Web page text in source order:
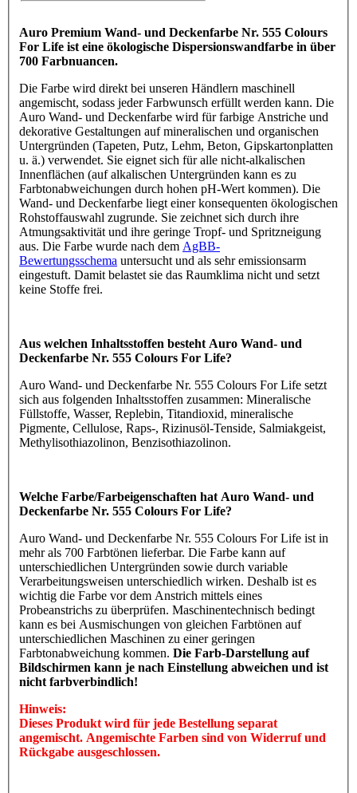
Auro Premium Wand- und Deckenfarbe Nr. 555 Colours
For Life ist eine ökologische Dispersionswandfarbe in über
700 Farbnuancen.
Die Farbe wird direkt bei unseren Händlern maschinell
angemischt, sodass jeder Farbwunsch erfüllt werden kann. Die
Auro Wand- und Deckenfarbe wird für farbige Anstriche und
dekorative Gestaltungen auf mineralischen und organischen
Untergründen (Tapeten, Putz, Lehm, Beton, Gipskartonplatten
u. ä.) verwendet. Sie eignet sich für alle nicht-alkalischen
Innenflächen (auf alkalischen Untergründen kann es zu
Farbtonabweichungen durch hohen pH-Wert kommen). Die
Wand- und Deckenfarbe liegt einer konsequenten ökologischen
Rohstoffauswahl zugrunde. Sie zeichnet sich durch ihre
Atmungsaktivität und ihre geringe Tropf- und Spritzneigung
aus. Die Farbe wurde nach dem AgBB-
Bewertungsschema untersucht und als sehr emissionsarm
eingestuft. Damit belastet sie das Raumklima nicht und setzt
keine Stoffe frei.
Aus welchen Inhaltsstoffen besteht Auro Wand- und
Deckenfarbe Nr. 555 Colours For Life?
Auro Wand- und Deckenfarbe Nr. 555 Colours For Life setzt
sich aus folgenden Inhaltsstoffen zusammen: Mineralische
Füllstoffe, Wasser, Replebin, Titandioxid, mineralische
Pigmente, Cellulose, Raps-, Rizinusöl-Tenside, Salmiakgeist,
Methylisothiazolinon, Benzisothiazolinon.
Welche Farbe/Farbeigenschaften hat Auro Wand- und
Deckenfarbe Nr. 555 Colours For Life?
Auro Wand- und Deckenfarbe Nr. 555 Colours For Life ist in
mehr als 700 Farbtönen lieferbar. Die Farbe kann auf
unterschiedlichen Untergründen sowie durch variable
Verarbeitungsweisen unterschiedlich wirken. Deshalb ist es
wichtig die Farbe vor dem Anstrich mittels eines
Probeanstrichs zu überprüfen. Maschinentechnisch bedingt
kann es bei Ausmischungen von gleichen Farbtönen auf
unterschiedlichen Maschinen zu einer geringen
Farbtonabweichung kommen. Die Farb-Darstellung auf
Bildschirmen kann je nach Einstellung abweichen und ist
nicht farbverbindlich!
Hinweis:
Dieses Produkt wird für jede Bestellung separat
angemischt. Angemischte Farben sind von Widerruf und
Rückgabe ausgeschlossen.